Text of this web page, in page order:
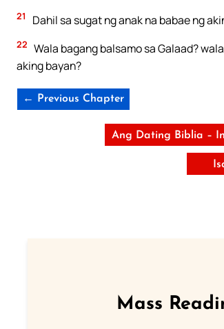
21 Dahil sa sugat ng anak na babae ng
22 Wala bagang balsamo sa Galaad?
aking bayan?
← Previous Chapter
Ang Dating Biblia –
Mass